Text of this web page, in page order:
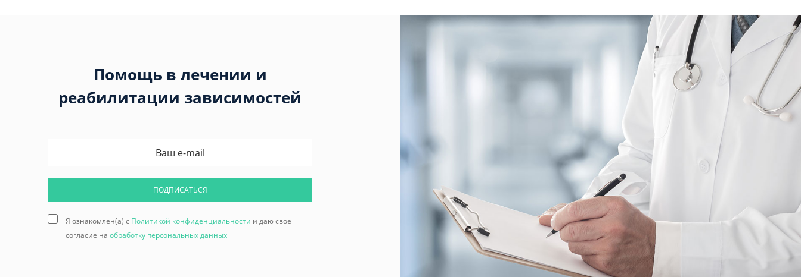
Помощь в лечении и
реабилитации зависимостей
ПОДПИСАТЬСЯ
Я ознакомлен(а) с Политикой конфиденциальности и даю свое
согласие на обработку персональных данных